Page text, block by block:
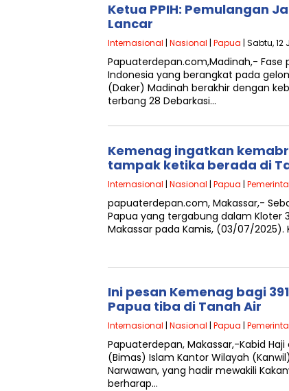
Ketua PPIH: Pemulangan
Lancar
Internasional | Nasional | Papua | Sabtu, 12
Papuaterdepan.com,Madinah,-
Indonesia yang berangkat pada
(Daker) Madinah berakhir dengan
terbang 28 Debarkasi…
Kemenag ingatkan
tampak ketika berada di
Internasional | Nasional | Papua |
papuaterdepan.com, Makassar,-
Papua yang tergabung dalam Kloter
Makassar pada Kamis, (03/07/2025).
Ini pesan Kemenag bagi
Papua tiba di Tanah Air
Internasional | Nasional | Papua |
Papuaterdepan, Makassar,-Kabid
(Bimas) Islam Kantor Wilayah
Narwawan, yang hadir mewakili
berharap…